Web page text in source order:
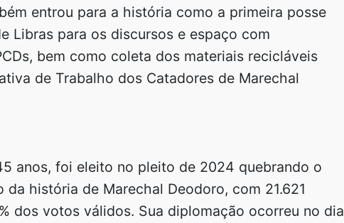
entrou para a história como a primeira posse
Libras para os discursos e espaço com
bem como coleta dos materiais recicláveis
de Trabalho dos Catadores de Marechal
anos, foi eleito no pleito de 2024 quebrando o
história de Marechal Deodoro, com 21.621
dos votos válidos. Sua diplomação ocorreu no dia